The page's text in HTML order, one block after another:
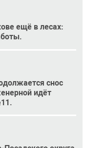
ещё в лесах:
снос
идёт